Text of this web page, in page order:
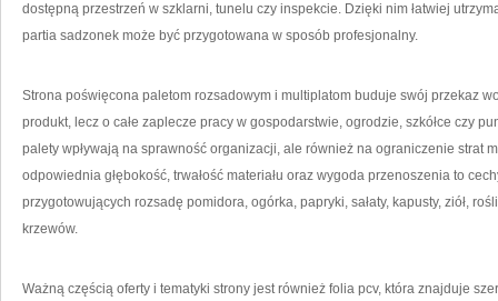
dostępną przestrzeń w szklarni, tunelu czy inspekcie. Dzięki nim łatwiej
partia sadzonek może być przygotowana w sposób profesjonalny.
Strona poświęcona paletom rozsadowym i multiplatom buduje swój przekaz
produkt, lecz o całe zaplecze pracy w gospodarstwie, ogrodzie, szkółce czy
palety wpływają na sprawność organizacji, ale również na ograniczenie strat
odpowiednia głębokość, trwałość materiału oraz wygoda przenoszenia to
przygotowujących rozsadę pomidora, ogórka, papryki, sałaty, kapusty, ziół,
krzewów.
Ważną częścią oferty i tematyki strony jest również folia pcv, która znajduje